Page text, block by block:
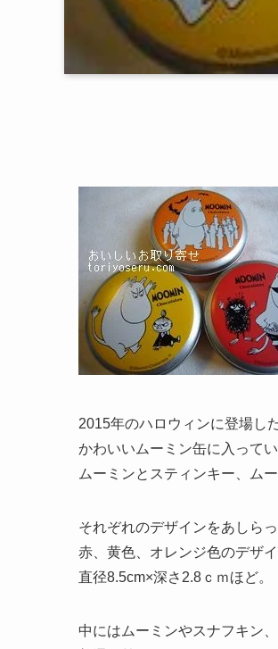
2015年のハロウィンに登場し
かわいいムーミン缶に入って
ムーミンとスティンキー、ム
それぞれのデザインをあしら
赤、黄色、オレンジ色のデザ
直径8.5cm×深さ2.8ｃｍほど。
中にはムーミンやスナフキン